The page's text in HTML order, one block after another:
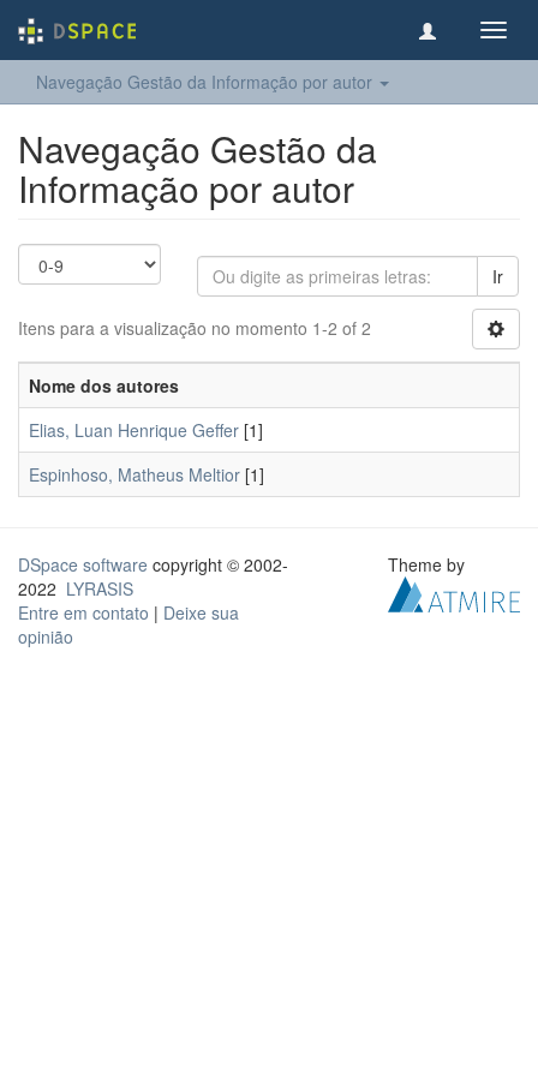
Navegação Gestão da Informação por autor
Navegação Gestão da
Informação por autor
Ir
Itens para a visualização no momento 1-2 of 2
Nome dos autores
Elias, Luan Henrique Geffer [1]
Espinhoso, Matheus Meltior [1]
DSpace software copyright © 2002-
2022 LYRASIS
Entre em contato | Deixe sua
opinião
Theme by